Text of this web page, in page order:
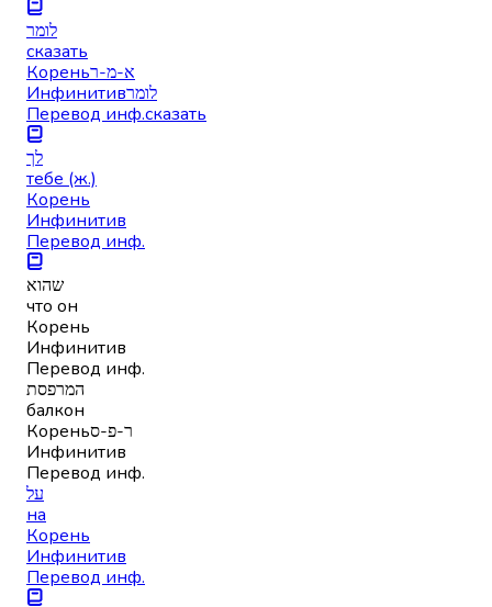
לומר
сказать
Кореньא-מ-ר
Инфинитивלומר
Перевод инф.сказать
לך
тебе (ж.)
Корень
Инфинитив
Перевод инф.
שהוא
что он
Корень
Инфинитив
Перевод инф.
המרפסת
балкон
Кореньר-פ-ס
Инфинитив
Перевод инф.
על
на
Корень
Инфинитив
Перевод инф.